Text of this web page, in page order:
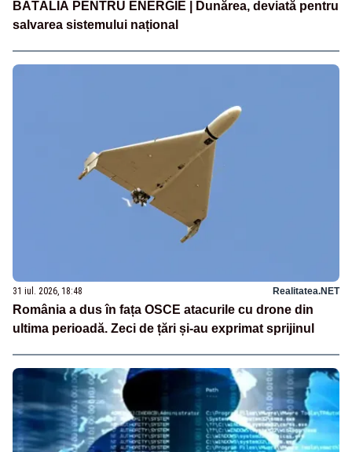
BĂTĂLIA PENTRU ENERGIE | Dunărea, deviată pentru
salvarea sistemului național
31 iul. 2026, 18:48 Realitatea.NET
România a dus în fața OSCE atacurile cu drone din
ultima perioadă. Zeci de țări și-au exprimat sprijinul